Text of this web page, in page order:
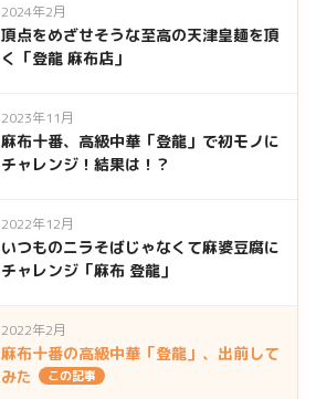
2024年2月
頂点をめざせそうな至高の天津皇麺を頂
く「登龍 麻布店」
2023年11月
麻布十番、高級中華「登龍」で初モノに
チャレンジ！結果は！？
2022年12月
いつものニラそばじゃなくて麻婆豆腐に
チャレンジ「麻布 登龍」
2022年2月
麻布十番の高級中華「登龍」、出前して
みた
この記事